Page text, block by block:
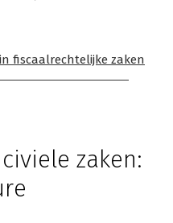
fiscaalrechtelijke zaken
zaken: